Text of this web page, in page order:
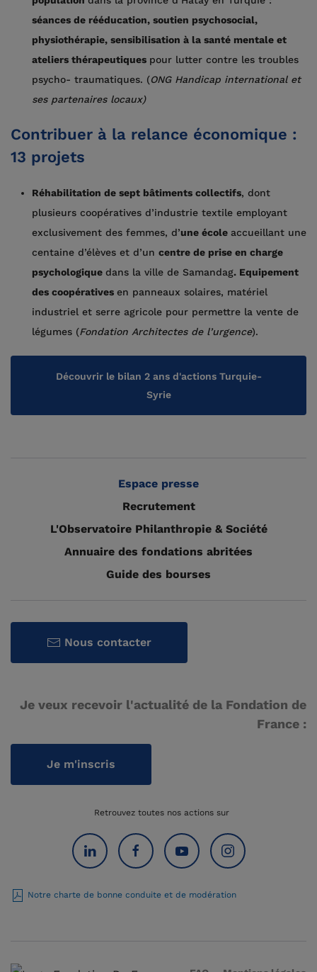
séances de rééducation, soutien psychosocial,
physiothérapie, sensibilisation à la santé mentale et
ateliers thérapeutiques pour lutter contre les troubles
psycho- traumatiques. (ONG Handicap international et
ses partenaires locaux)
Contribuer à la relance économique :
13 projets
Réhabilitation de sept bâtiments collectifs, dont
plusieurs coopératives d’industrie textile employant
exclusivement des femmes, d’une école accueillant une
centaine d’élèves et d’un centre de prise en charge
psychologique dans la ville de Samandag. Equipement
des coopératives en panneaux solaires, matériel
industriel et serre agricole pour permettre la vente de
légumes (Fondation Architectes de l’urgence).
Découvrir le bilan 2 ans d'actions Turquie-
Syrie
Espace presse
Recrutement
L'Observatoire Philanthropie & Société
Annuaire des fondations abritées
Guide des bourses
Nous contacter
Je veux recevoir l'actualité de la Fondation de
France :
Je m'inscris
Retrouvez toutes nos actions sur
Notre charte de bonne conduite et de modération